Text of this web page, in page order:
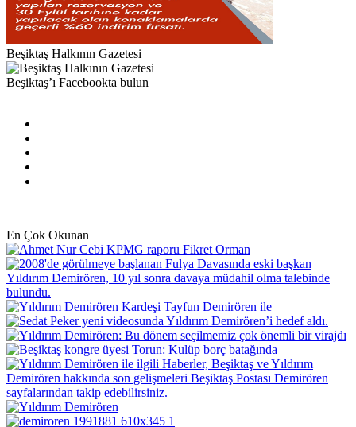
Beşiktaş Halkının Gazetesi
Beşiktaş’ı Facebookta bulun
En Çok Okunan